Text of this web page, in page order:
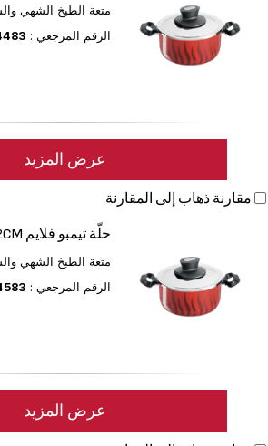
متعة الطبخ الشهي
الرقم المرجعي :
عرض المزيد
مقارنة ذهاب إلى المقارنة
حلّة تيمبو فلايم 22CM
متعة الطبخ الشهي
الرقم المرجعي :
عرض المزيد